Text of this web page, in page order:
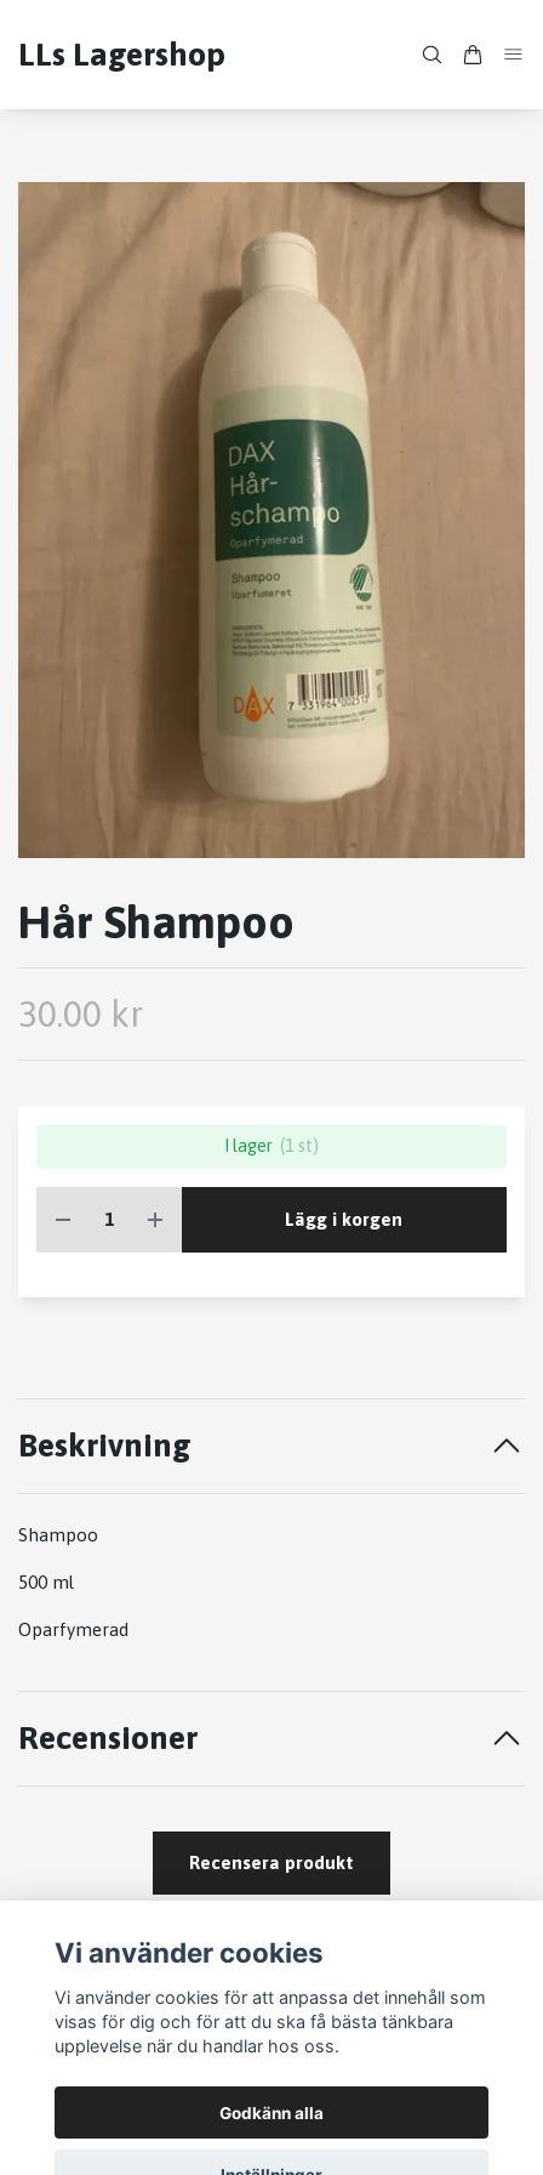
LLs Lagershop
Hår Shampoo
30.00 kr
I lager (1 st)
Lägg i korgen
Beskrivning
Shampoo
500 ml
Oparfymerad
Recensioner
Recensera produkt
Om köp och returer
Vi använder cookies
Vi använder cookies för att anpassa det innehåll som
visas för dig och för att du ska få bästa tänkbara
upplevelse när du handlar hos oss.
Godkänn alla